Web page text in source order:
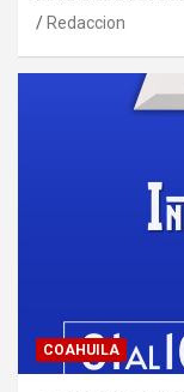
Redaccion
COAHUILA